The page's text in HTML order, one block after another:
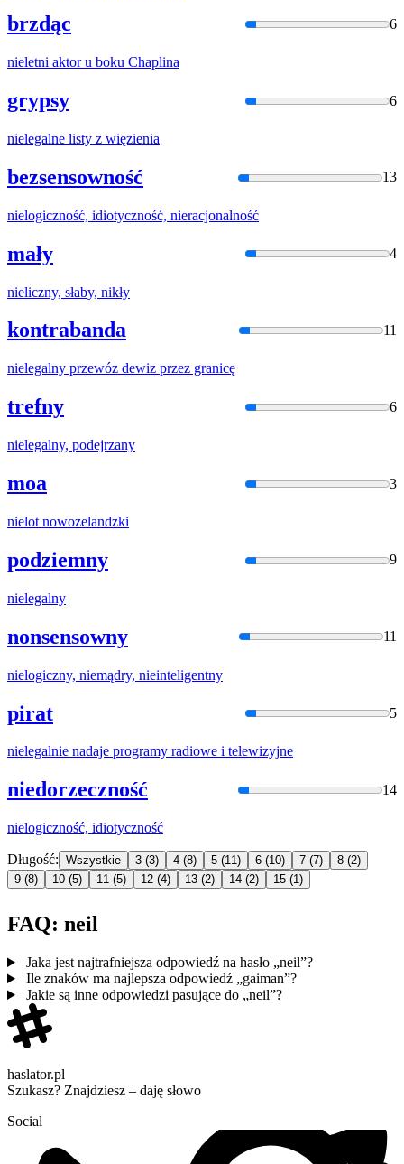
brzdąc 6
nieletni aktor u boku Chaplina
grypsy 6
nielegalne listy z więzienia
bezsensowność 13
nielogiczność, idiotyczność, nieracjonalność
mały 4
nieliczny, słaby, nikły
kontrabanda 11
nielegalny przewóz dewiz przez granicę
trefny 6
nielegalny, podejrzany
moa 3
nielot nowozelandzki
podziemny 9
nielegalny
nonsensowny 11
nielogiczny, niemądry, nieinteligentny
pirat 5
nielegalnie nadaje programy radiowe i telewizyjne
niedorzeczność 14
nielogiczność, idiotyczność
Długość: Wszystkie 3 (3) 4 (8) 5 (11) 6 (10) 7 (7) 8 (2)
9 (8) 10 (5) 11 (5) 12 (4) 13 (2) 14 (2) 15 (1)
FAQ: neil
Jaka jest najtrafniejsza odpowiedź na hasło „neil”?
Ile znaków ma najlepsza odpowiedź „gaiman”?
Jakie są inne odpowiedzi pasujące do „neil”?
haslator.pl
Szukasz? Znajdziesz – daję słowo
Social